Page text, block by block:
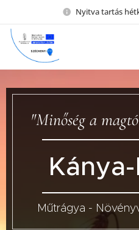
Nyitva tartás
"Minőség a
Műtrágya -